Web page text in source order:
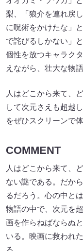
梨、「狼介を連れ戻
に呪術をかけたな」
で詫びるしかない」
個性を放つキャラク
えながら、壮大な物
人はどこから来て、
して次元さえも超越
をぜひスクリーンで
COMMENT
人はどこから来て、
ない謎である。だか
るだろう。心の中と
物語の中で、次元を
画を作らねばならぬ
いる。映画に救われ